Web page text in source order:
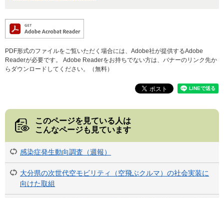
PDF形式のファイルをご覧いただく場合には、Adobe社が提供するAdobe
Readerが必要です。
Adobe Readerをお持ちでない方は、バナーのリンク先か
らダウンロードしてください。（無料）
このページを見ている人は
こんなページも見ています
感染症発生動向調査（週報）
大分県の次世代空モビリティ（空飛ぶクルマ）の社会実装に
向けた取組